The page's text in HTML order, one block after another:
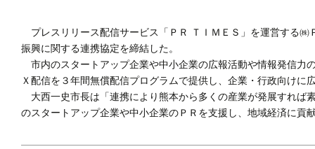
プレスリリース配信サービス「ＰＲ ＴＩＭＥＳ」を運営する
振興に関する連携協定を締結した。
市内のスタートアップ企業や中小企業の広報活動や情報発信力
Ｘ配信を３年間無償配信プログラムで提供し、企業・行政向けに
大西一史市長は「連携により熊本から多くの産業が発展すれば
のスタートアップ企業や中小企業のＰＲを支援し、地域経済に貢